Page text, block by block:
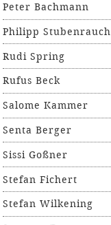
Peter Bachmann
Philipp Stubenrauch
Rudi Spring
Rufus Beck
Salome Kammer
Senta Berger
Sissi Goßner
Stefan Fichert
Stefan Wilkening